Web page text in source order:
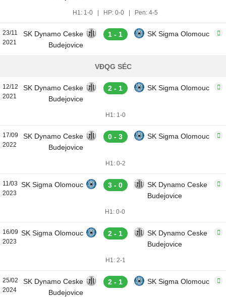
H1: 1-0 HP: 0-0 Pen: 4-5
23/11
2021
SK Dynamo Ceske
Budejovice
1 - 1 SK Sigma Olomouc
VĐQG SÉC
12/12
2021
SK Dynamo Ceske
Budejovice
2 - 1 SK Sigma Olomouc
H1: 1-0
17/09
2022
SK Dynamo Ceske
Budejovice
0 - 3 SK Sigma Olomouc
H1: 0-2
11/03
2023
SK Sigma Olomouc 3 - 0
SK Dynamo Ceske
Budejovice
H1: 0-0
16/09
2023
SK Sigma Olomouc 2 - 1
SK Dynamo Ceske
Budejovice
H1: 2-1
25/02
2024
SK Dynamo Ceske
Budejovice
2 - 1 SK Sigma Olomouc